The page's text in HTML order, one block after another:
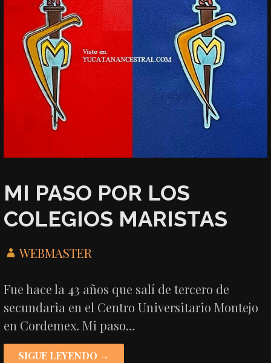
MI PASO POR LOS
COLEGIOS MARISTAS
WEBMASTER
Fue hace la 43 años que salí de tercero de
secundaria en el Centro Universitario Montejo
en Cordemex. Mi paso…
SIGUE LEYENDO →